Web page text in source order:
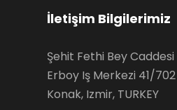
İletişim Bilgilerimiz
Şehit Fethi Bey Caddesi
Erboy Iş Merkezi 41/702
Konak, Izmir, TURKEY